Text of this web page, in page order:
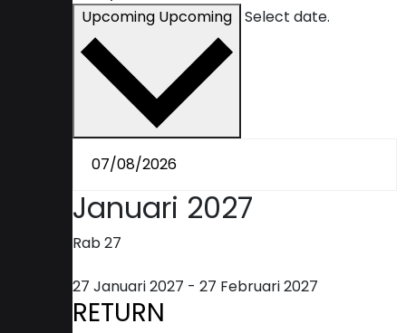
Upcoming Upcoming Select date.
Januari 2027
Rab27
27 Januari 2027 - 27 Februari 2027
RETURN